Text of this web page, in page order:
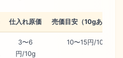
仕入れ原価 売価目安（10gあたり）
3〜6
円/10g
10〜15円/10g